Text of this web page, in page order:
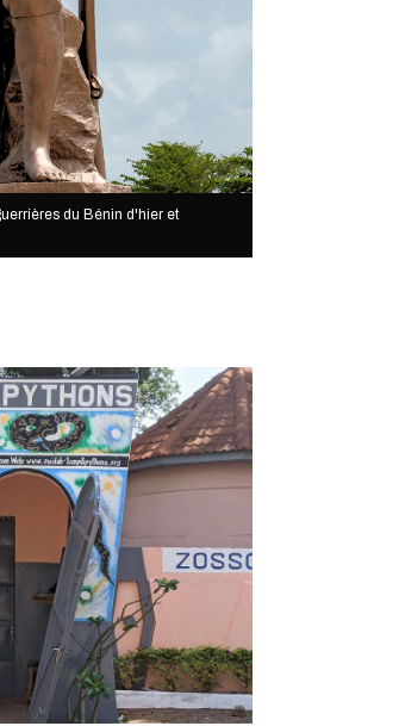
du Bénin d'hier et